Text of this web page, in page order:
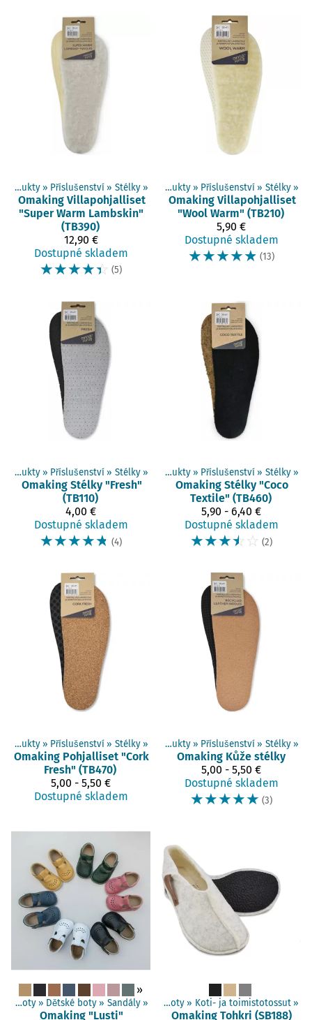
Produkty ‪» Příslušenství ‪» Stélky ‪»
Omaking Villapohjalliset
"Super Warm Lambskin"
(TB390)
12,90 €
Dostupné skladem
☆☆☆☆☆ (5)
Produkty ‪» Příslušenství ‪» Stélky ‪»
Omaking Villapohjalliset
"Wool Warm" (TB210)
5,90 €
Dostupné skladem
☆☆☆☆☆ (13)
Produkty ‪» Příslušenství ‪» Stélky ‪»
Omaking Stélky "Fresh"
(TB110)
4,00 €
Dostupné skladem
☆☆☆☆☆ (4)
Produkty ‪» Příslušenství ‪» Stélky ‪»
Omaking Stélky "Coco
Textile" (TB460)
5,90 - 6,40 €
Dostupné skladem
☆☆☆☆ ☆ (2)
Produkty ‪» Příslušenství ‪» Stélky ‪»
Omaking Pohjalliset "Cork
Fresh" (TB470)
5,00 - 5,50 €
Dostupné skladem
Produkty ‪» Příslušenství ‪» Stélky ‪»
Omaking Kůže stélky
5,00 - 5,50 €
Dostupné skladem
☆☆☆☆☆ (3)
»
Barefoot boty ‪» Dětské boty ‪» Sandály ‪»
Omaking "Lusti"
Produkty ‪»Barefoot boty‪» Dospělí boty ‪» Koti- ja toimistotossut ‪»
Omaking Tohkri (SB188)